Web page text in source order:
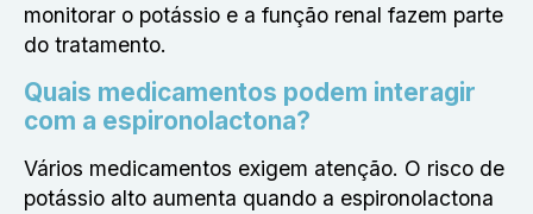
monitorar o potássio e a função renal fazem parte
do tratamento.
Quais medicamentos podem interagir
com a espironolactona?
Vários medicamentos exigem atenção. O risco de
potássio alto aumenta quando a espironolactona